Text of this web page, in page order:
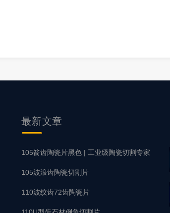
最新文章
105箭齿陶瓷片黑色 | 工业级陶瓷切割专家
105波浪齿陶瓷切割片
110波纹齿72齿陶瓷片